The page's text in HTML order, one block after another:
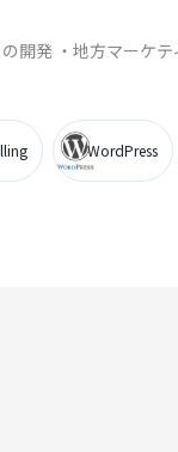
開発 ・地方マーケテ
WordPress